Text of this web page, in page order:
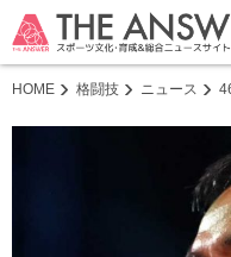
HOME 格闘技 ニュース